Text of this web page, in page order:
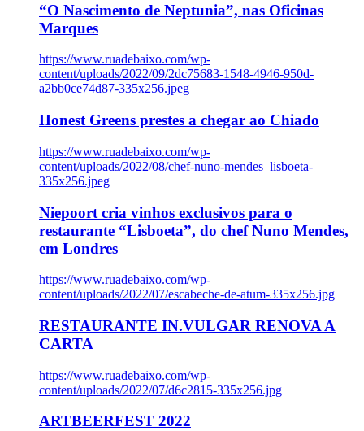
“O Nascimento de Neptunia”, nas Oficinas
Marques
https://www.ruadebaixo.com/wp-
content/uploads/2022/09/2dc75683-1548-4946-950d-
a2bb0ce74d87-335x256.jpeg
Honest Greens prestes a chegar ao Chiado
https://www.ruadebaixo.com/wp-
content/uploads/2022/08/chef-nuno-mendes_lisboeta-
335x256.jpeg
Niepoort cria vinhos exclusivos para o
restaurante “Lisboeta”, do chef Nuno Mendes,
em Londres
https://www.ruadebaixo.com/wp-
content/uploads/2022/07/escabeche-de-atum-335x256.jpg
RESTAURANTE IN.VULGAR RENOVA A
CARTA
https://www.ruadebaixo.com/wp-
content/uploads/2022/07/d6c2815-335x256.jpg
ARTBEERFEST 2022